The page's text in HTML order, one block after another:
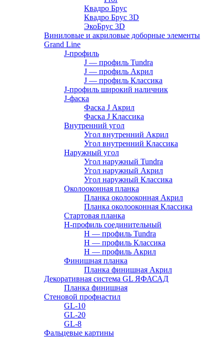
Квадро Брус
Квадро Брус 3D
ЭкоБрус 3D
Виниловые и акриловые доборные элементы
Grand Line
J-профиль
J — профиль Tundra
J — профиль Акрил
J — профиль Классика
J-профиль широкий наличник
J-фаска
Фаска J Акрил
Фаска J Классика
Внутренний угол
Угол внутренний Акрил
Угол внутренний Классика
Наружный угол
Угол наружный Tundra
Угол наружный Акрил
Угол наружный Классика
Околооконная планка
Планка околооконная Акрил
Планка околооконная Классика
Стартовая планка
H-профиль соединительный
Н — профиль Tundra
H — профиль Классика
Н — профиль Акрил
Финишная планка
Планка финишная Акрил
Декоративная система GL ЯФАСАД
Планка финишная
Стеновой профнастил
GL-10
GL-20
GL-8
Фальцевые картины